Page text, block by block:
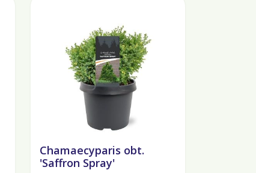
Chamaecyparis obt.
'Saffron Spray'